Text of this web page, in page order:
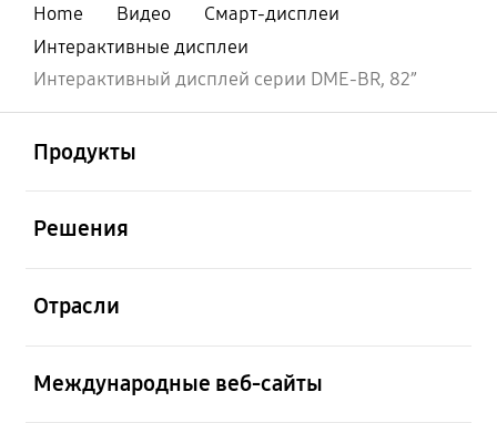
Home Видео
Смарт-дисплеи
Интерактивные дисплеи
Интерактивный дисплей серии DME-BR, 82”
Продукты
Решения
Отрасли
Международные веб-сайты